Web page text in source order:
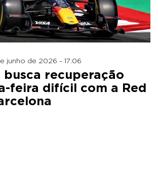
junho de 2026 - 17:06
busca recuperação
feira difícil com a Red